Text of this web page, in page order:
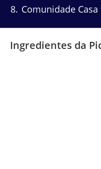
8 Comunidade Casa
Ingredientes da